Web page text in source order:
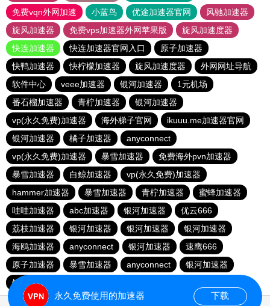
免费vqn外网加速
小蓝鸟 优途加速器官网
风驰加速器
旋风加速器
免费vps加速器外网苹果版
旋风加速度器
快连加速器
快连加速器官网入口
原子加速器
快鸭加速器
快柠檬加速器 旋风加速度器
外网网址导航
软件中心
veee加速器 银河加速器
1元机场
番石榴加速器
青柠加速器
银河加速器
vp(永久免费)加速器
海外梯子官网
ikuuu.me加速器官网
银河加速器
橘子加速器
anyconnect
vp(永久免费)加速器
暴雪加速器
免费海外pvn加速器
暴雪加速器
白鲸加速器
vp(永久免费)加速器
hammer加速器
暴雪加速器 青柠加速器
蜜蜂加速器
哇哇加速器
abc加速器 银河加速器
优云666
荔枝加速器
银河加速器 银河加速器
银河加速器
海鸥加速器
anyconnect 银河加速器
速鹰666
原子加速器
暴雪加速器 anyconnect
银河加速器
银河加速器
永久免费使用的加速器 下载